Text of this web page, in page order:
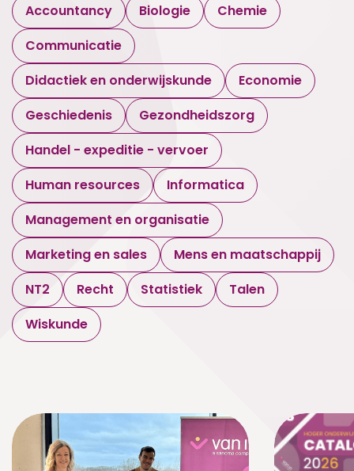
Accountancy Biologie
Chemie
Communicatie
Didactiek en onderwijskunde
Economie
Geschiedenis
Gezondheidszorg
Handel - expeditie - vervoer
Human resources
Informatica
Management en organisatie
Marketing en sales
Mens en maatschappij
NT2
Recht Statistiek
Talen
Wiskunde